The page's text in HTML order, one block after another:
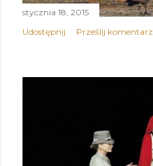
stycznia 18, 2015
Udostępnij
Prześlij komentarz